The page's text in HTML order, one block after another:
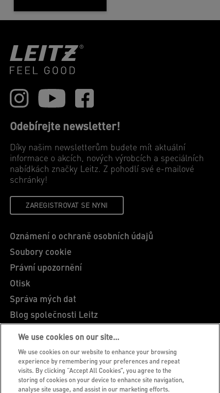
Odebírejte newsletter!
Díky našim newsletterům budete mít aktuální
informace o akcích, nových výrobcích a speciálních
nabídkách značky Leitz. Z pohodlí své e-mailové
schránky!
ZAREGISTROVAT SE NYNI
Oznámení o ochraně osobních údajů
Soubory cookie
Právní upozornění
Otisk
Správa mých dat
Blog společnosti Leitz
Zákaznická podpora
Pokyny pro recyklaci obalů
We use cookies on our site…
We use cookies on our website to enhance your browsing
experience by remembering your preferences and repeat
visits. By clicking “Accept All Cookies”, you agree to the
storing of cookies on your device to enhance site navigation,
analyse site usage, and assist in our marketing efforts.